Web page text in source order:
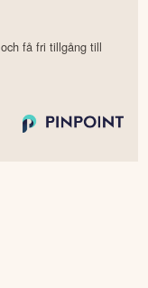
och få fri tillgång till